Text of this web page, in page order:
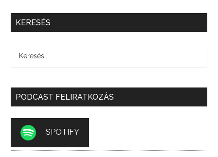
KERESÉS
PODCAST FELIRATKOZÁS
SPOTIFY